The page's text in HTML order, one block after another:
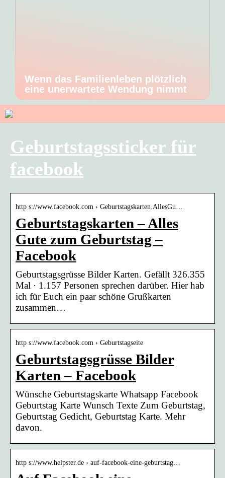
Wenn das Familienleben plötzlich
eine unerwartete Wendung nimmt
Geburtstagssticker für
facebook
http s://www.facebook.com › Geburtstagskarten.AllesGu…
Geburtstagskarten – Alles
Gute zum Geburtstag –
Facebook
Geburtstagsgrüsse Bilder Karten. Gefällt 326.355
Mal · 1.157 Personen sprechen darüber. Hier hab
ich für Euch ein paar schöne Grußkarten
zusammen…
http s://www.facebook.com › Geburtstagseite
Geburtstagsgrüsse Bilder
Karten – Facebook
Wünsche Geburtstagskarte Whatsapp Facebook
Geburtstag Karte Wunsch Texte Zum Geburtstag,
Geburtstag Gedicht, Geburtstag Karte. Mehr
davon.
http s://www.helpster.de › auf-facebook-eine-geburtstag…